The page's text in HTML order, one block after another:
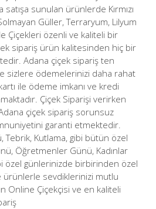
sunulan ürünlerde Kırmızı
Güller, Terraryum, Lilyum
Çiçekleri özenli ve kaliteli bir
sipariş ürün kalitesinden hiç bir
Adana çiçek sipariş ten
sizlere ödemelerinizi daha rahat
ile ödeme imkanı ve kredi
Çiçek Siparişi verirken
Adana çiçek sipariş sorunsuz
garanti etmektedir.
Tebrik, Kutlama, gibi bütün özel
Öğretmenler Günü, Kadınlar
özel günlerinizde birbirinden özel
ürünlerle sevdiklerinizi mutlu
Online Çiçekçisi ve en kaliteli